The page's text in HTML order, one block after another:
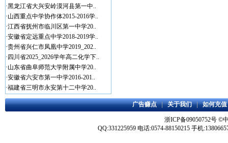
·黑龙江省大兴安岭漠河县第一中..
·山西重点中学协作体2015-2016学..
·江西省抚州市临川区第一中学20..
·安徽省定远重点中学2018-2019学..
·贵州省兴仁市凤凰中学2019_202..
· 四川省2025_2026学年高二化学下..
·山东省曲阜师范大学附属中学20..
·安徽省六安市第一中学2016-201..
·福建省三明市永安第十二中学20..
广告赚点|关于我们|如何充值
浙ICP备09050752号 ©
QQ:331225959 电话:0574-88150215 手机